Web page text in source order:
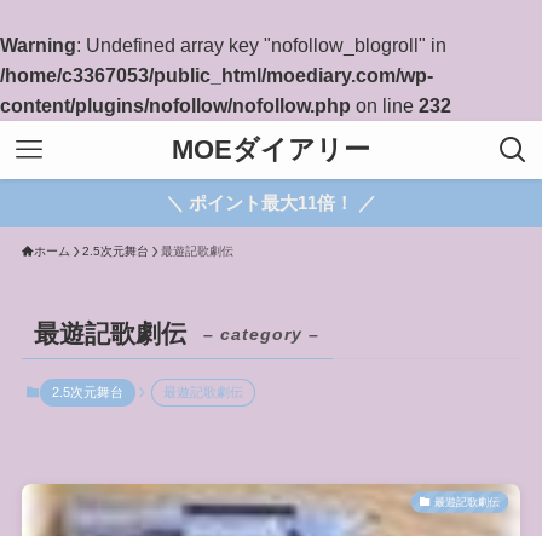
Warning: Undefined array key "nofollow_blogroll" in
/home/c3367053/public_html/moediary.com/wp-
content/plugins/nofollow/nofollow.php on line 232
MOEダイアリー
＼ ポイント最大11倍！ ／
ホーム 2.5次元舞台 最遊記歌劇伝
最遊記歌劇伝 – category –
2.5次元舞台 最遊記歌劇伝
最遊記歌劇伝